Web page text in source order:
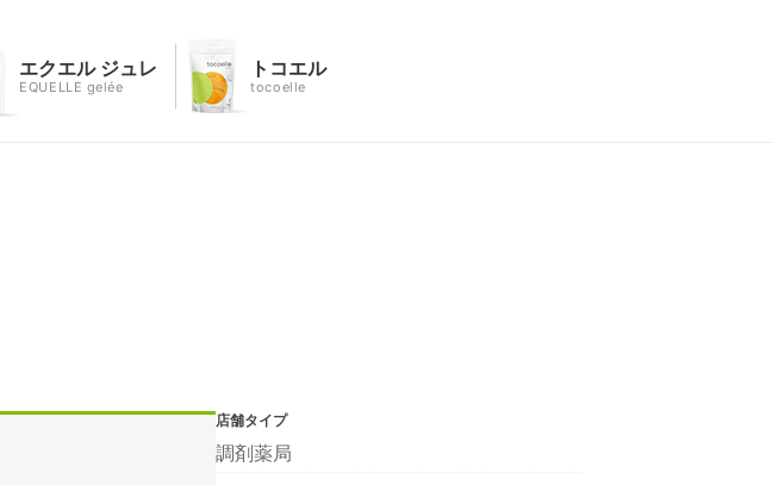
エクエル ジュレ
EQUELLE gelée
トコエル
tocoelle
店舗タイプ
調剤薬局